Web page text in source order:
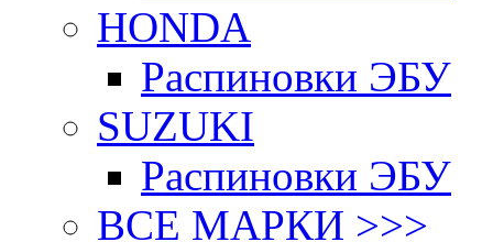
HONDA
Распиновки ЭБУ
SUZUKI
Распиновки ЭБУ
ВСЕ МАРКИ >>>